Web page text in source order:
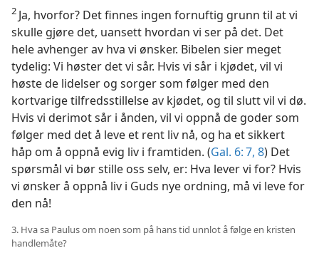
2 Ja, hvorfor? Det finnes ingen fornuftig grunn til at vi
skulle gjøre det, uansett hvordan vi ser på det. Det
hele avhenger av hva vi ønsker. Bibelen sier meget
tydelig: Vi høster det vi sår. Hvis vi sår i kjødet, vil vi
høste de lidelser og sorger som følger med den
kortvarige tilfredsstillelse av kjødet, og til slutt vil vi dø.
Hvis vi derimot sår i ånden, vil vi oppnå de goder som
følger med det å leve et rent liv nå, og ha et sikkert
håp om å oppnå evig liv i framtiden. (Gal. 6: 7, 8) Det
spørsmål vi bør stille oss selv, er: Hva lever vi for? Hvis
vi ønsker å oppnå liv i Guds nye ordning, må vi leve for
den nå!
3. Hva sa Paulus om noen som på hans tid unnlot å følge en kristen
handlemåte?